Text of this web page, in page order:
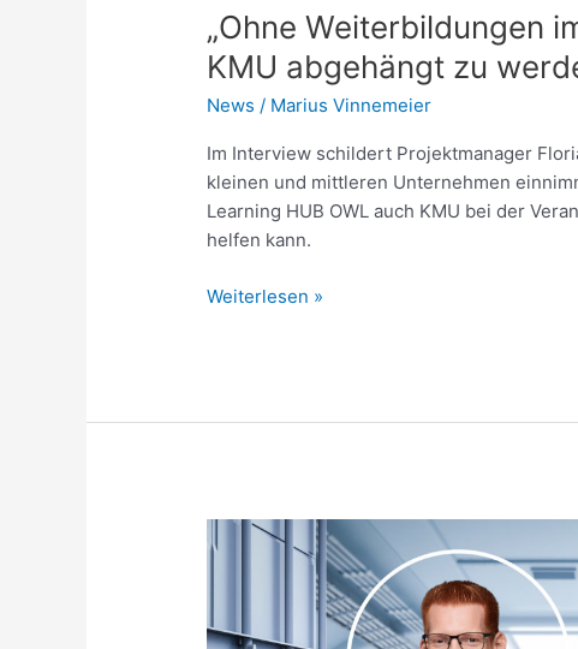
„Ohne Weiterbildungen
KMU abgehängt zu
News / Marius Vinnemeier
Im Interview schildert Projektmanager
kleinen und mittleren Unternehmen
Learning HUB OWL auch KMU bei der
helfen kann.
Weiterlesen »
Künstliche
Produktionsplanung